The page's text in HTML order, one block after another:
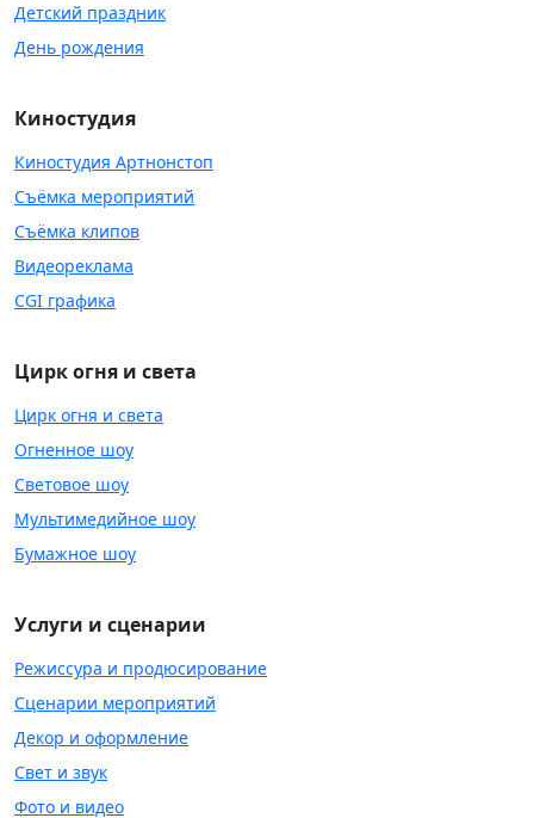
Детский праздник
День рождения
Киностудия
Киностудия Артнонстоп
Съёмка мероприятий
Съёмка клипов
Видеореклама
CGI графика
Цирк огня и света
Цирк огня и света
Огненное шоу
Световое шоу
Мультимедийное шоу
Бумажное шоу
Услуги и сценарии
Режиссура и продюсирование
Сценарии мероприятий
Декор и оформление
Свет и звук
Фото и видео